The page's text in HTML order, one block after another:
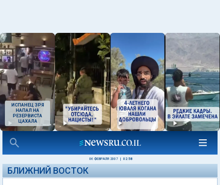
ИСПАНЕЦ ЗРЯ
НАПАЛ НА
РЕЗЕРВИСТА
ЦАХАЛА
06 ФЕВРАЛЯ 2007 02:58
БЛИЖНИЙ ВОСТОК